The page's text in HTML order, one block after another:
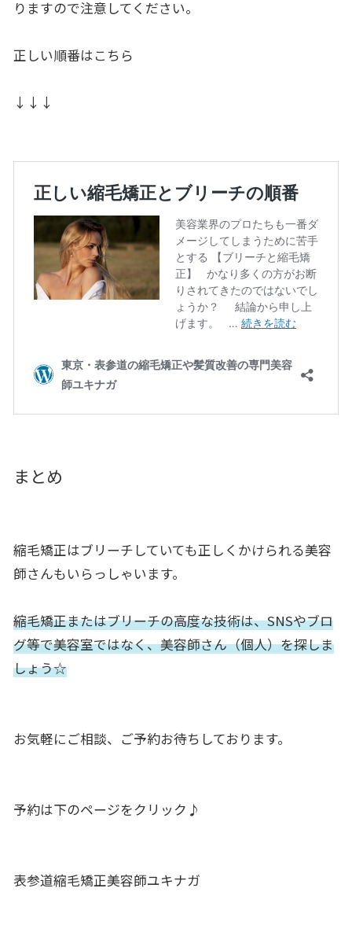
りますので注意してください。
正しい順番はこちら
↓↓↓
まとめ
縮毛矯正はブリーチしていても正しくかけられる美容
師さんもいらっしゃいます。
縮毛矯正またはブリーチの高度な技術は、SNSやブロ
グ等で美容室ではなく、美容師さん（個人）を探しま
しょう☆
お気軽にご相談、ご予約お待ちしております。
予約は下のページをクリック♪
表参道縮毛矯正美容師ユキナガ